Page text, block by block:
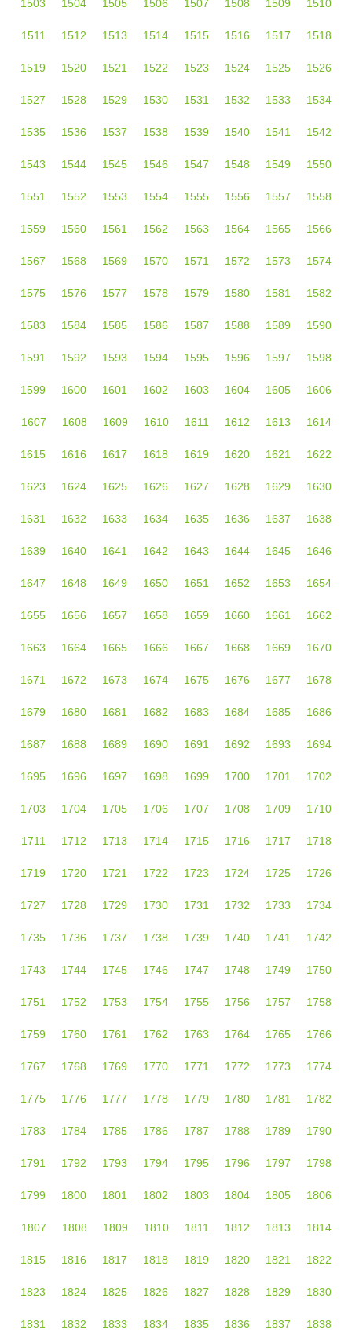
1503 1504 1505 1506 1507 1508 1509 1510
1511 1512 1513 1514 1515 1516 1517 1518
1519 1520 1521 1522 1523 1524 1525 1526
1527 1528 1529 1530 1531 1532 1533 1534
1535 1536 1537 1538 1539 1540 1541 1542
1543 1544 1545 1546 1547 1548 1549 1550
1551 1552 1553 1554 1555 1556 1557 1558
1559 1560 1561 1562 1563 1564 1565 1566
1567 1568 1569 1570 1571 1572 1573 1574
1575 1576 1577 1578 1579 1580 1581 1582
1583 1584 1585 1586 1587 1588 1589 1590
1591 1592 1593 1594 1595 1596 1597 1598
1599 1600 1601 1602 1603 1604 1605 1606
1607 1608 1609 1610 1611 1612 1613 1614
1615 1616 1617 1618 1619 1620 1621 1622
1623 1624 1625 1626 1627 1628 1629 1630
1631 1632 1633 1634 1635 1636 1637 1638
1639 1640 1641 1642 1643 1644 1645 1646
1647 1648 1649 1650 1651 1652 1653 1654
1655 1656 1657 1658 1659 1660 1661 1662
1663 1664 1665 1666 1667 1668 1669 1670
1671 1672 1673 1674 1675 1676 1677 1678
1679 1680 1681 1682 1683 1684 1685 1686
1687 1688 1689 1690 1691 1692 1693 1694
1695 1696 1697 1698 1699 1700 1701 1702
1703 1704 1705 1706 1707 1708 1709 1710
1711 1712 1713 1714 1715 1716 1717 1718
1719 1720 1721 1722 1723 1724 1725 1726
1727 1728 1729 1730 1731 1732 1733 1734
1735 1736 1737 1738 1739 1740 1741 1742
1743 1744 1745 1746 1747 1748 1749 1750
1751 1752 1753 1754 1755 1756 1757 1758
1759 1760 1761 1762 1763 1764 1765 1766
1767 1768 1769 1770 1771 1772 1773 1774
1775 1776 1777 1778 1779 1780 1781 1782
1783 1784 1785 1786 1787 1788 1789 1790
1791 1792 1793 1794 1795 1796 1797 1798
1799 1800 1801 1802 1803 1804 1805 1806
1807 1808 1809 1810 1811 1812 1813 1814
1815 1816 1817 1818 1819 1820 1821 1822
1823 1824 1825 1826 1827 1828 1829 1830
1831 1832 1833 1834 1835 1836 1837 1838